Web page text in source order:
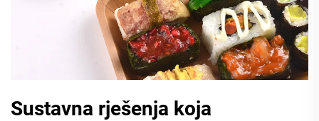
Sustavna rješenja koja